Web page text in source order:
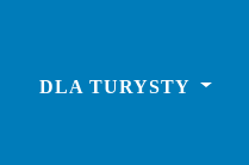
DLA TURYSTY